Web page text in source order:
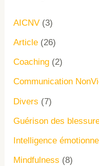
AICNV (3)
Article (26)
Coaching (2)
Communication
Divers (7)
Guérison des
Intelligence
Mindfulness (8)